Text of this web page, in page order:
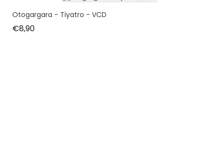
Otogargara - Tiyatro - VCD
€8,90Fiyat